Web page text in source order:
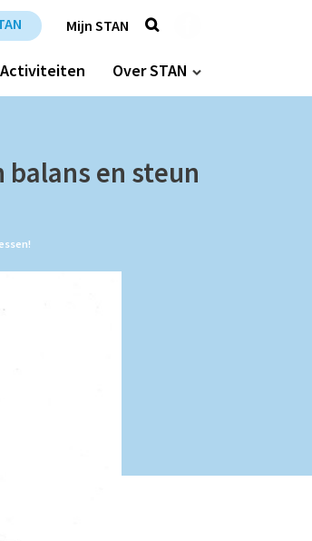
Mijn STAN Zoek
Activiteiten Over STAN
en steun